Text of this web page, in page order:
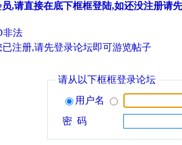
,请直接在底下框框登陆,如还没注册请
非法
已注册,请先登录论坛即可游览帖子
请从以下框框登录论坛
用户名
密 码